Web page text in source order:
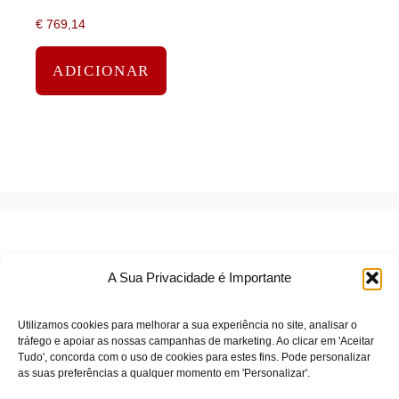
A Sua Privacidade é Importante
Utilizamos cookies para melhorar a sua experiência no site, analisar o
tráfego e apoiar as nossas campanhas de marketing. Ao clicar em 'Aceitar
Tudo', concorda com o uso de cookies para estes fins. Pode personalizar
as suas preferências a qualquer momento em 'Personalizar'.
€ 769,14
ADICIONAR
TERMOS DE SERVIÇO